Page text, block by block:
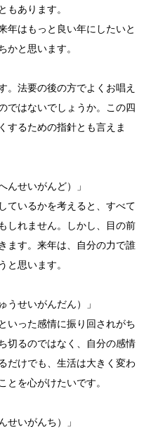
もあります。
年はもっと良い年にしたいと
かと思います。
。法要の後の方でよくお唱え
ではないでしょうか。この四
するための指針とも言えま
んせいがんど）」
ているかを考えると、すべて
しれません。しかし、目の前
ます。来年は、自分の力で誰
と思います。
うせいがんだん）」
いった感情に振り回されがち
切るのではなく、自分の感情
だけでも、生活は大きく変わ
とを心がけたいです。
せいがんち）」